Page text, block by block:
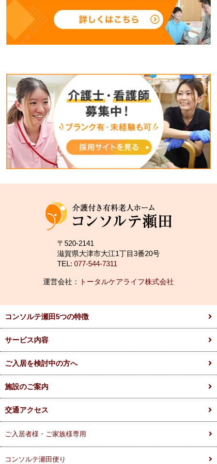
〒520-2141
滋賀県大津市大江1丁目3番20号
TEL: 077-544-7311
運営会社： トータルケアライフ株式会社
コンソルテ瀬田5つの特徴
サービス内容
ご入居を検討中の方へ
施設のご案内
交通アクセス
ご入居者様・ご家族様専用
コンソルテ瀬田便り